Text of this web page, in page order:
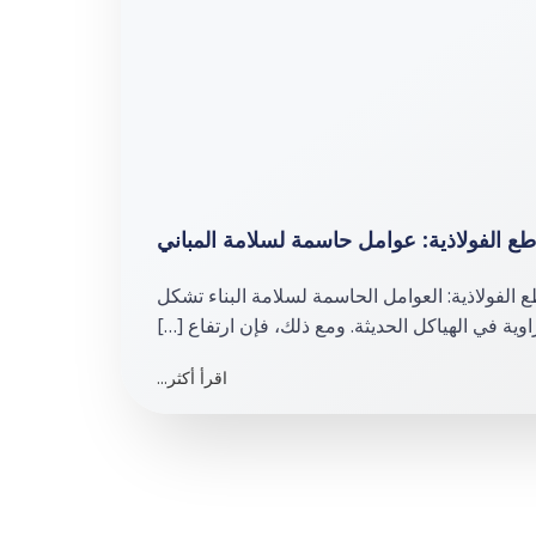
الفولاذية: عوامل حاسمة لسلامة المباني
الفولاذية: العوامل الحاسمة لسلامة البناء تشكل
في الهياكل الحديثة. ومع ذلك، فإن ارتفاع […]
اقرأ أكثر...